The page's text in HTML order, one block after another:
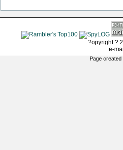
?opyright ?
e-
Page